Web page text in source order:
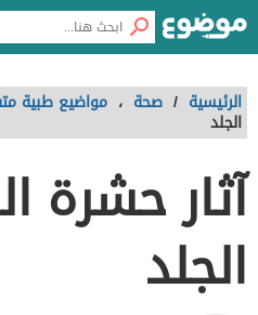
الرئيسية / صحة ، مواضيع طبية
الجلد
آثار حشرة
الجلد